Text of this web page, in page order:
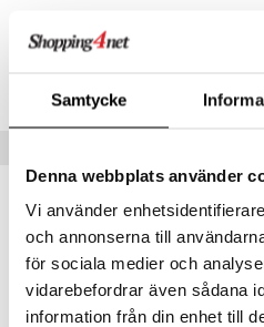
Samtycke
Denna webbplats använder
Vi använder
och annonserna till
för sociala medier och
vidarebefordrar även sådana
information från din enhet till
Tuotenumero
-32%
& Soujaus
& Ihonpuhdistus